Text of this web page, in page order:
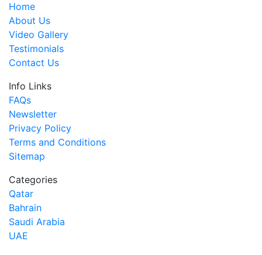
Home
About Us
Video Gallery
Testimonials
Contact Us
Info Links
FAQs
Newsletter
Privacy Policy
Terms and Conditions
Sitemap
Categories
Qatar
Bahrain
Saudi Arabia
UAE